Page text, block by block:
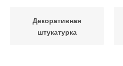
Декоративная
штукатурка